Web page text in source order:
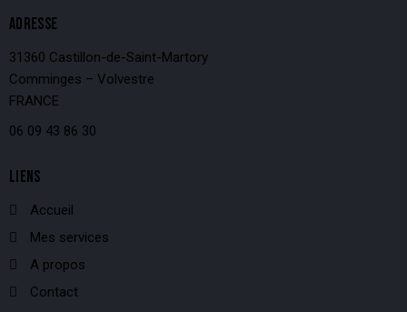
ADRESSE
31360 Castillon-de-Saint-Martory
Comminges – Volvestre
FRANCE
06 09 43 86 30
LIENS
Accueil
Mes services
A propos
Contact